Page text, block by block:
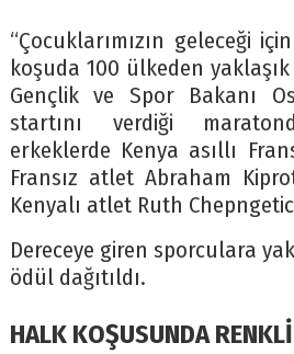
“Çocuklarımızın geleceği
koşuda 100 ülkeden
Gençlik ve Spor Bakanı
startını verdiği
erkeklerde Kenya asıllı
Fransız atlet Abraham
Kenyalı atlet Ruth
Dereceye giren sporculara
ödül dağıtıldı.
HALK KOŞUSUNDA